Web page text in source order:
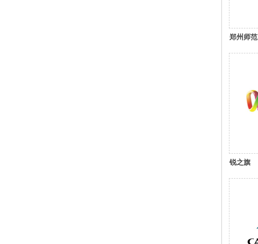
郑州师范
锐之旗